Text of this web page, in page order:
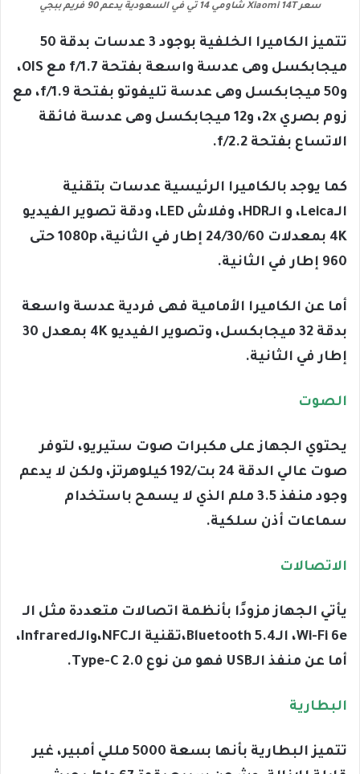
سعر Xiaomi 14T شاومي 14 تي في السعودية يدعم 90 فريم ببجي
تتميز الكاميرا الخلفية بوجود 3 عدسات بدقة 50
ميجابكسل وهى عدسة واسعة بفتحة f/1.7 مع OIS،
و50 ميجابكسل وهى عدسة تليفوتو بفتحة f/1.9، مع
زوم بصري 2x، و12 ميجابكسل وهى عدسة فائقة
الاتساع بفتحة f/2.2.
كما يوجد بالكاميرا الرئيسية عدسات بتقنية
الـLeica، و الـHDR، وفلاش LED، ودقة تصوير الفيديو
4K بمعدلات 24/30/60 إطار في الثانية، 1080p حتى
960 إطار في الثانية.
أما عن الكاميرا الأمامية فهى فردية عدسة واسعة
بدقة 32 ميجابكسل، وتصوير الفيديو 4K بمعدل 30
إطار في الثانية.
الصوت
يحتوي الجهاز على مكبرات صوت ستيريو، لتوفر
صوت عالي الدقة 24 بت/192 كيلوهرتز، ولكن لا يدعم
وجود منفذ 3.5 ملم الذي لا يسمح باستخدام
سماعات أذن سلكية.
الاتصالات
يأتي الجهاز مزودًا بأنظمة اتصالات متعددة مثل الـ
Wi-Fi 6e، الـBluetooth 5.4،تقنية الـNFC،والـInfrared،
أما عن منفذ الـUSB فهو من نوع Type-C 2.0.
البطارية
تتميز البطارية بأنها بسعة 5000 مللي أمبير، غ
ير